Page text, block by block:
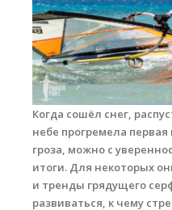
Места
Когда сошёл снег,
небе прогремела
гроза, можно с
итоги. Для некоторых
и тренды грядущего
развиваться, к чему